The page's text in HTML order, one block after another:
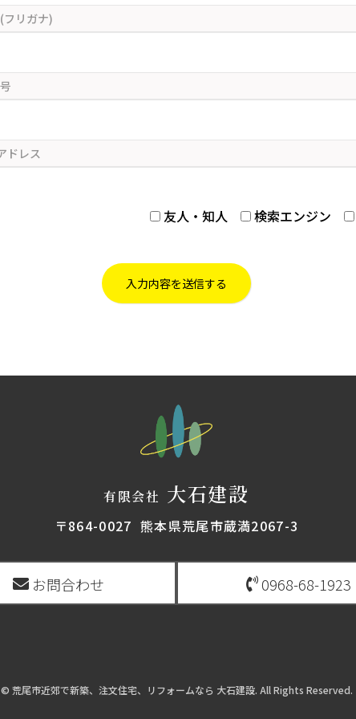
友人・知人 検索エンジン
有限会社 大石建設
〒864-0027 熊本県荒尾市蔵満2067-3
お問合わせ 0968-68-1923
© 荒尾市近郊で新築、注文住宅、リフォームなら 大石建設. All Rights Reserved.